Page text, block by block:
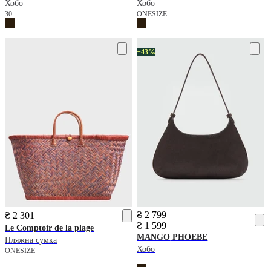
Хобо
30
Хобо
ONESIZE
₴ 2 301
Le Comptoir de la plage
Пляжна сумка
ONESIZE
−43%
₴ 2 799
₴ 1 599
MANGO PHOEBE
Хобо